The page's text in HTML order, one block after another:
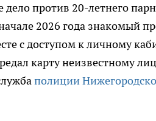
против 20-летнего
2026 года знакомый
с доступом к личному
карту неизвестному
полиции